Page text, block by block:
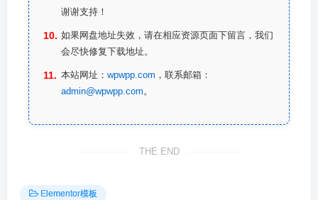
谢谢支持！
如果网盘地址失效，请在相应资源页面下留言，我们
会尽快修复下载地址。
本站网址： wpwpp.com ，联系邮箱：
admin@wpwpp.com 。
THE END
Elementor模板